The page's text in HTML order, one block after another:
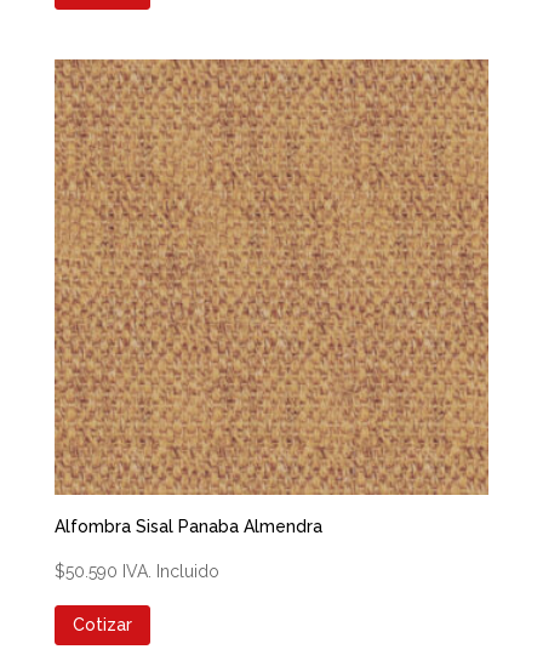
Alfombra Sisal Panaba Almendra
$50.590 IVA. Incluido
Cotizar